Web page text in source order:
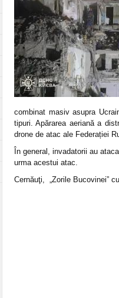
combinat masiv asupra
tipuri. Apărarea aeriană a
drone de atac ale Federației
În general, invadatorii au
urma acestui atac.
Cernăuţi, „Zorile Bucovinei”